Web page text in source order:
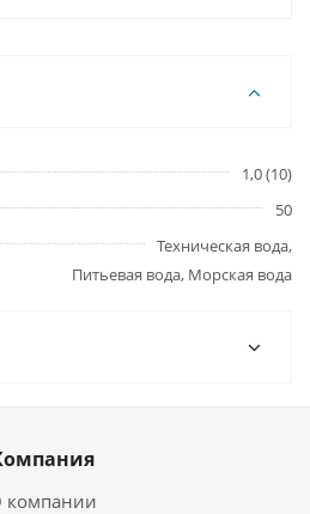
1,0 (10)
50
Техническая вода,
Питьевая вода, Морская вода
компании